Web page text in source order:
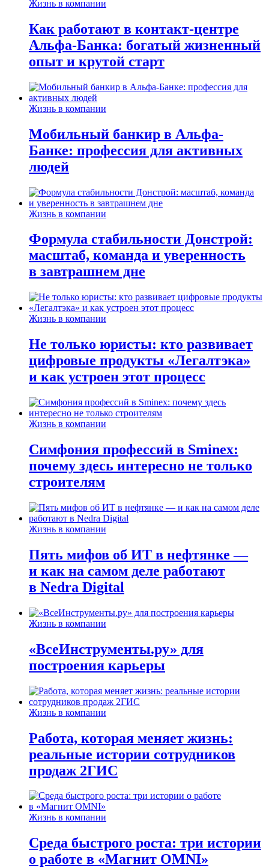
Жизнь в компании
Как работают в контакт-центре
Альфа-Банка: богатый жизненный
опыт и крутой старт
Жизнь в компании
Мобильный банкир в Альфа-
Банке: профессия для активных
людей
Жизнь в компании
Формула стабильности Донстрой:
масштаб, команда и уверенность
в завтрашнем дне
Жизнь в компании
Не только юристы: кто развивает
цифровые продукты «Легалтэка»
и как устроен этот процесс
Жизнь в компании
Симфония профессий в Sminex:
почему здесь интересно не только
строителям
Жизнь в компании
Пять мифов об ИТ в нефтянке —
и как на самом деле работают
в Nedra Digital
Жизнь в компании
«ВсеИнструменты.ру» для
построения карьеры
Жизнь в компании
Работа, которая меняет жизнь:
реальные истории сотрудников
продаж 2ГИС
Жизнь в компании
Среда быстрого роста: три истории
о работе в «Магнит OMNI»